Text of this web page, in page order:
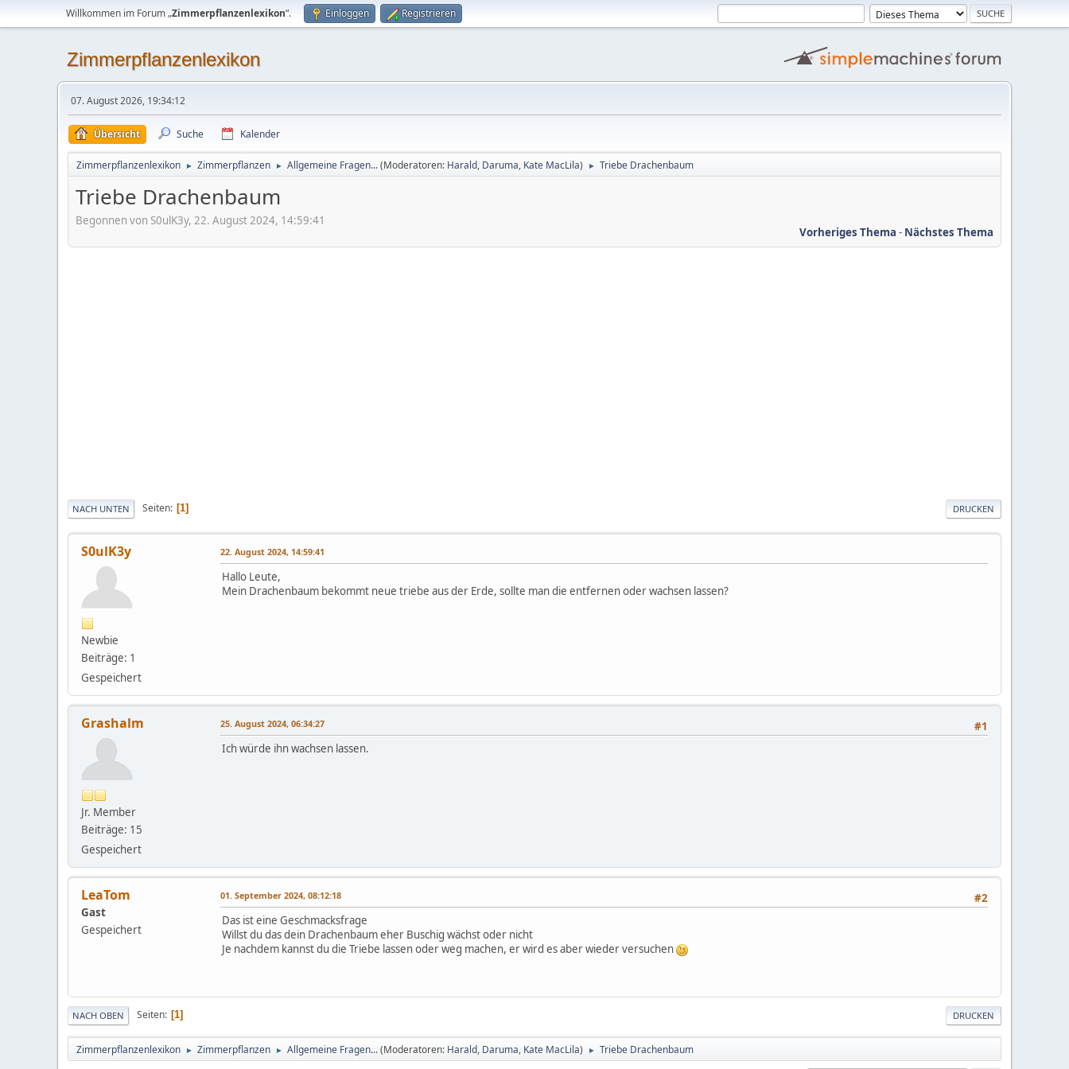
Willkommen im Forum „Zimmerpflanzenlexikon“. Einloggen Registrieren
Zimmerpflanzenlexikon
07. August 2026, 19:34:12
Übersicht Suche Kalender
Zimmerpflanzenlexikon ► Zimmerpflanzen ► Allgemeine Fragen...(Moderatoren: Harald, Daruma, Kate MacLila) ► Triebe Drachenbaum
Triebe Drachenbaum
Begonnen von S0ulK3y, 22. August 2024, 14:59:41
Vorheriges Thema - Nächstes Thema
DRUCKEN
NACH UNTEN Seiten 1
S0ulK3y
Newbie
Beiträge: 1
Gespeichert
22. August 2024, 14:59:41
Hallo Leute,
Mein Drachenbaum bekommt neue triebe aus der Erde, sollte man die entfernen oder wachsen lassen?
Grashalm
Jr. Member
Beiträge: 15
Gespeichert
#1
25. August 2024, 06:34:27
Ich würde ihn wachsen lassen.
LeaTom
Gast
Gespeichert
#2
01. September 2024, 08:12:18
Das ist eine Geschmacksfrage
Willst du das dein Drachenbaum eher Buschig wächst oder nicht
Je nachdem kannst du die Triebe lassen oder weg machen, er wird es aber wieder versuchen
DRUCKEN
NACH OBEN Seiten 1
Zimmerpflanzenlexikon ► Zimmerpflanzen ► Allgemeine Fragen...(Moderatoren: Harald, Daruma, Kate MacLila) ► Triebe Drachenbaum